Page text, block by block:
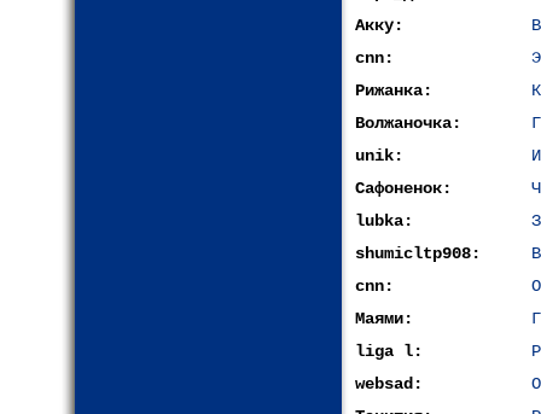
Акку:
cnn:
Рижанка:
Волжаночка:
unik:
Сафоненок:
lubka:
shumicltp908:
cnn:
Маями:
liga l:
websad: